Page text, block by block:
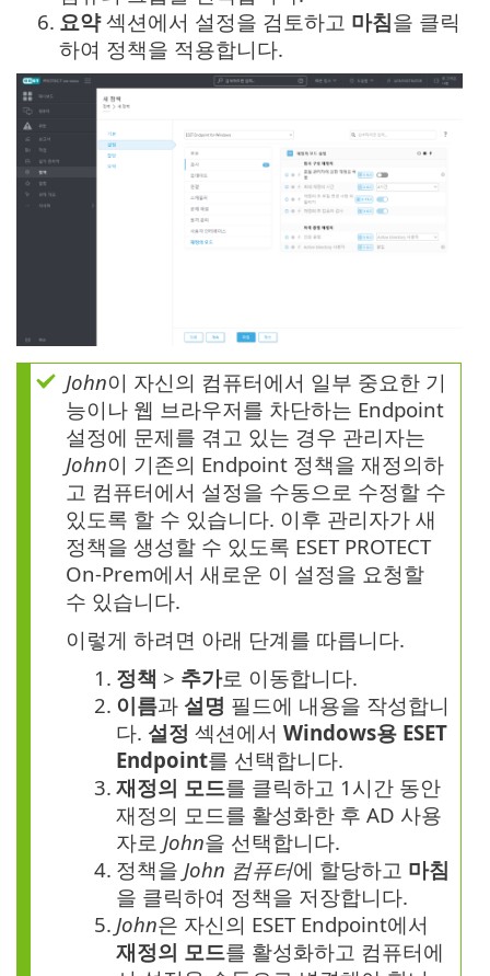
6. 요약섹션에서 설정을 검토하고 마침을 클릭
하여 정책을 적용합니다.
John이 자신의 컴퓨터에서 일부 중요한 기
능이나 웹 브라우저를 차단하는 Endpoint
설정에 문제를 겪고 있는 경우 관리자는
John이 기존의 Endpoint 정책을 재정의하
고 컴퓨터에서 설정을 수동으로 수정할 수
있도록 할 수 있습니다. 이후 관리자가 새
정책을 생성할 수 있도록 ESET PROTECT
On-Prem에서 새로운 이 설정을 요청할
수 있습니다.
이렇게 하려면 아래 단계를 따릅니다.
1. 정책 > 추가로 이동합니다.
2. 이름과 설명 필드에 내용을 작성합니
다. 설정 섹션에서 Windows용 ESET
Endpoint를 선택합니다.
3. 재정의 모드를 클릭하고 1시간 동안
재정의 모드를 활성화한 후 AD 사용
자로 John을 선택합니다.
4. 정책을 John 컴퓨터에 할당하고 마침
을 클릭하여 정책을 저장합니다.
5. John은 자신의 ESET Endpoint에서
재정의 모드를 활성화하고 컴퓨터에